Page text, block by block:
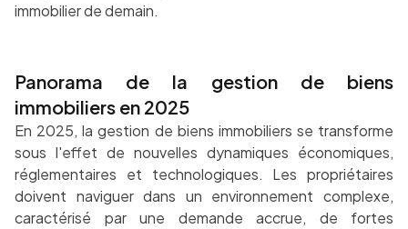
immobilier de demain.
Panorama de la gestion de biens
immobiliers en 2025
En 2025, la gestion de biens immobiliers se transforme
sous l'effet de nouvelles dynamiques économiques,
réglementaires et technologiques. Les propriétaires
doivent naviguer dans un environnement complexe,
caractérisé par une demande accrue, de fortes